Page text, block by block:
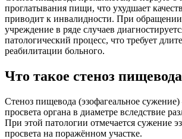
проглатывания пищи, что ухудшает
приводит к инвалидности. При
учреждение в ряде случаев
патологический процесс, что требует
реабилитации больного.
Что такое стеноз пищевода
Стеноз пищевода (эзофагеальное
просвета органа в диаметре вследствие
При этой патологии отмечается сужение
просвета на поражённом участке.